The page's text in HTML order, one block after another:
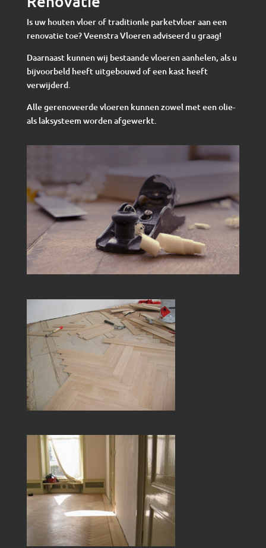
Is uw houten vloer of traditionle parketvloer aan een
renovatie toe? Veenstra Vloeren adviseerd u graag!
Daarnaast kunnen wij bestaande vloeren aanhelen, als u
bijvoorbeld heeft uitgebouwd of een kast heeft
verwijderd.
Alle gerenoveerde vloeren kunnen zowel met een olie-
als laksysteem worden afgewerkt.